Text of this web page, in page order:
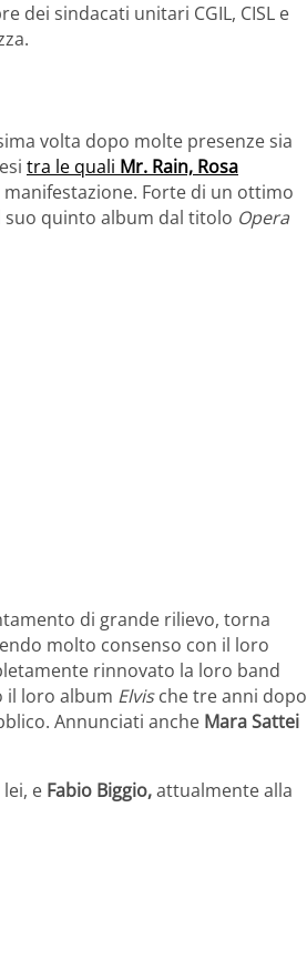
dei sindacati unitari CGIL, CISL e
volta dopo molte presenze sia
tra le quali Mr. Rain, Rosa
Forte di un ottimo
suo quinto album dal titolo Opera
di grande rilievo, torna
molto consenso con il loro
rinnovato la loro band
il loro album Elvische tre anni dopo
Annunciati anche Mara Sattei
e Fabio Biggio,attualmente alla